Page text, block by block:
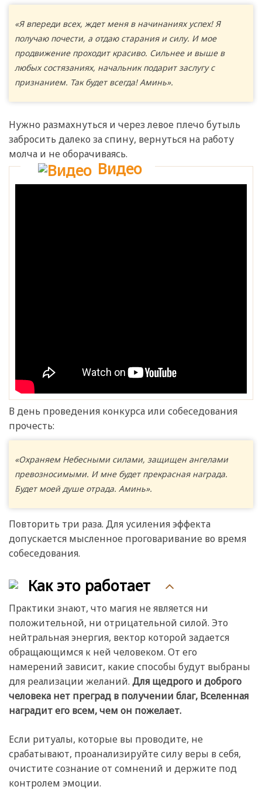
«Я впереди всех, ждет меня в начинаниях успех! Я
получаю почести, а отдаю старания и силу. И мое
продвижение проходит красиво. Сильнее и выше в
любых состязаниях, начальник подарит заслугу с
признанием. Так будет всегда! Аминь».
Нужно размахнуться и через левое плечо бутыль
забросить далеко за спину, вернуться на работу
молча и не оборачиваясь.
Видео
В день проведения конкурса или собеседования
прочесть:
«Охраняем Небесными силами, защищен ангелами
превозносимыми. И мне будет прекрасная награда.
Будет моей душе отрада. Аминь».
Повторить три раза. Для усиления эффекта
допускается мысленное проговаривание во время
собеседования.
Как это работает
Практики знают, что магия не является ни
положительной, ни отрицательной силой. Это
нейтральная энергия, вектор которой задается
обращающимся к ней человеком. От его
намерений зависит, какие способы будут выбраны
для реализации желаний. Для щедрого и доброго
человека нет преград в получении благ, Вселенная
наградит его всем, чем он пожелает.
Если ритуалы, которые вы проводите, не
срабатывают, проанализируйте силу веры в себя,
очистите сознание от сомнений и держите под
контролем эмоции.